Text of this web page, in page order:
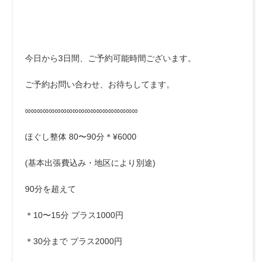
今日から3日間、ご予約可能時間ございます。
ご予約お問い合わせ、お待ちしてます。
∞∞∞∞∞∞∞∞∞∞∞∞∞∞∞∞∞∞∞
ほぐし整体 80〜90分＊¥6000
(基本出張費込み・地区により別途)
90分を超えて
＊10〜15分 プラス1000円
＊30分まで プラス2000円